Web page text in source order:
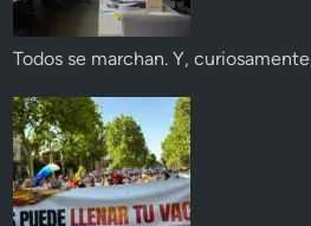
Todos se marchan. Y,